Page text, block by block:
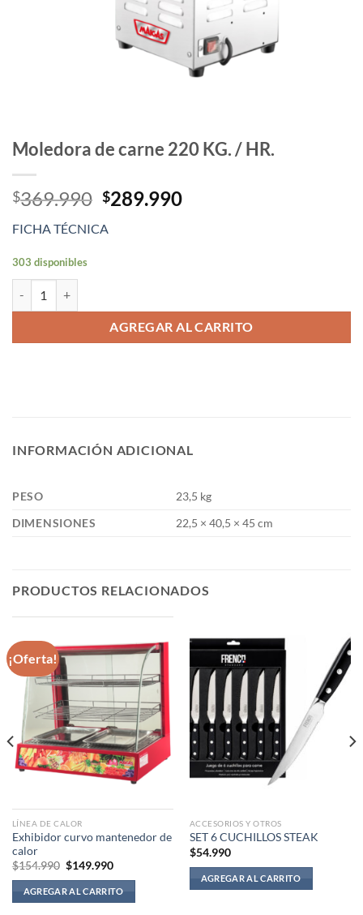
Moledora de carne 220 KG. / HR.
$369.990 El
original
$289.990El
FICHA TÉCNICA
303 disponibles
AGREGAR AL CARRITO
INFORMACIÓN ADICIONAL
PESO
23,5 kg
DIMENSIONES
22,5 × 40,5 × 45 cm
PRODUCTOS RELACIONADOS
¡Oferta!
LÍNEA DE CALOR
Exhibidor curvo mantenedor de
calor
$154.990 El
original
era:
$154.990.
$149.990El
actual
es:
$149.990.
AGREGAR AL CARRITO
ACCESORIOS Y OTROS
SET 6 CUCHILLOS STEAK
$54.990
AGREGAR AL CARRITO